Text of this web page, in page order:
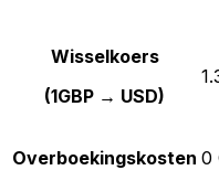
Wisselkoers
(1GBP → USD)
Overboekingskosten 0